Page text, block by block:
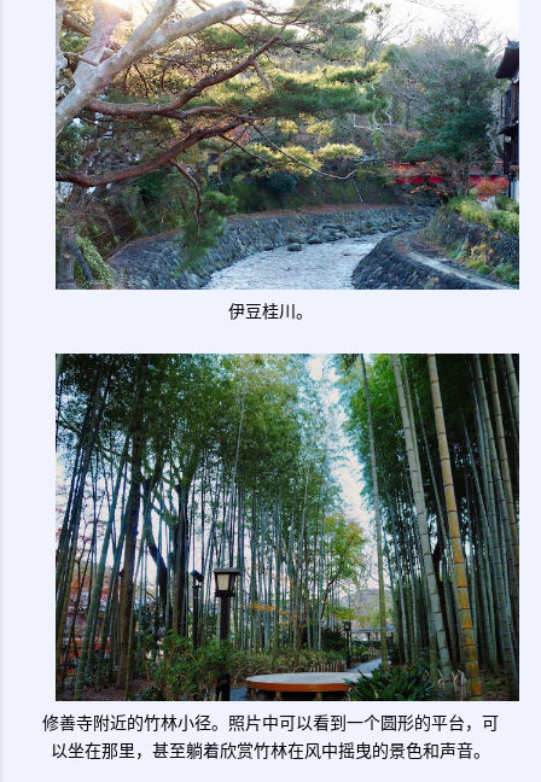
伊豆桂川。
修善寺附近的竹林小径。照片中可以看到一个圆形的平台，可
以坐在那里，甚至躺着欣赏竹林在风中摇曳的景色和声音。